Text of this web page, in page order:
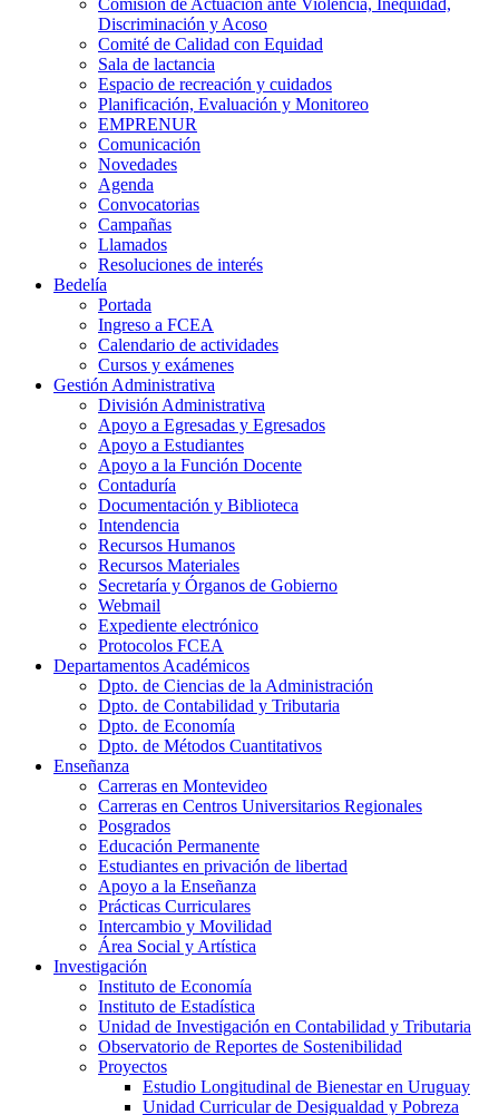
Discriminación y Acoso
Comité de Calidad con Equidad
Sala de lactancia
Espacio de recreación y cuidados
Planificación, Evaluación y Monitoreo
EMPRENUR
Comunicación
Novedades
Agenda
Convocatorias
Campañas
Llamados
Resoluciones de interés
Bedelía
Portada
Ingreso a FCEA
Calendario de actividades
Cursos y exámenes
Gestión Administrativa
División Administrativa
Apoyo a Egresadas y Egresados
Apoyo a Estudiantes
Apoyo a la Función Docente
Contaduría
Documentación y Biblioteca
Intendencia
Recursos Humanos
Recursos Materiales
Secretaría y Órganos de Gobierno
Webmail
Expediente electrónico
Protocolos FCEA
Departamentos Académicos
Dpto. de Ciencias de la Administración
Dpto. de Contabilidad y Tributaria
Dpto. de Economía
Dpto. de Métodos Cuantitativos
Enseñanza
Carreras en Montevideo
Carreras en Centros Universitarios Regionales
Posgrados
Educación Permanente
Estudiantes en privación de libertad
Apoyo a la Enseñanza
Prácticas Curriculares
Intercambio y Movilidad
Área Social y Artística
Investigación
Instituto de Economía
Instituto de Estadística
Unidad de Investigación en Contabilidad y Tributaria
Observatorio de Reportes de Sostenibilidad
Proyectos
Estudio Longitudinal de Bienestar en Uruguay
Unidad Curricular de Desigualdad y Pobreza